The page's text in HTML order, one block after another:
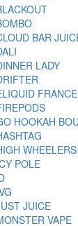
BAR
LADY
FRANCE
HOOKAH
WHEELERS
POLE
JUICE
VAPE